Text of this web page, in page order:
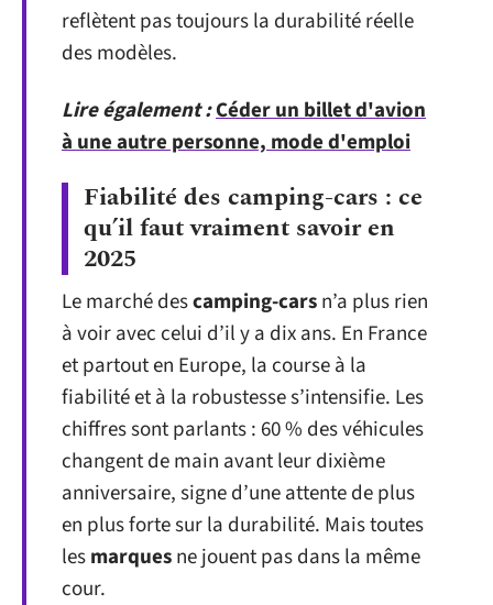
reflètent pas toujours la durabilité réelle
des modèles.
Lire également :Céder un billet d'avion
à une autre personne, mode d'emploi
Fiabilité des camping-cars : ce
qu’il faut vraiment savoir en
2025
Le marché descamping-carsn’a plus rien
à voir avec celui d’il y a dix ans. En France
et partout en Europe, la course à la
fiabilité et à la robustesse s’intensifie. Les
chiffres sont parlants : 60 % des véhicules
changent de main avant leur dixième
anniversaire, signe d’une attente de plus
en plus forte sur la durabilité. Mais toutes
lesmarquesne jouent pas dans la même
cour.